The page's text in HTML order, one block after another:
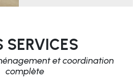
SERVICES
et coordination
complète